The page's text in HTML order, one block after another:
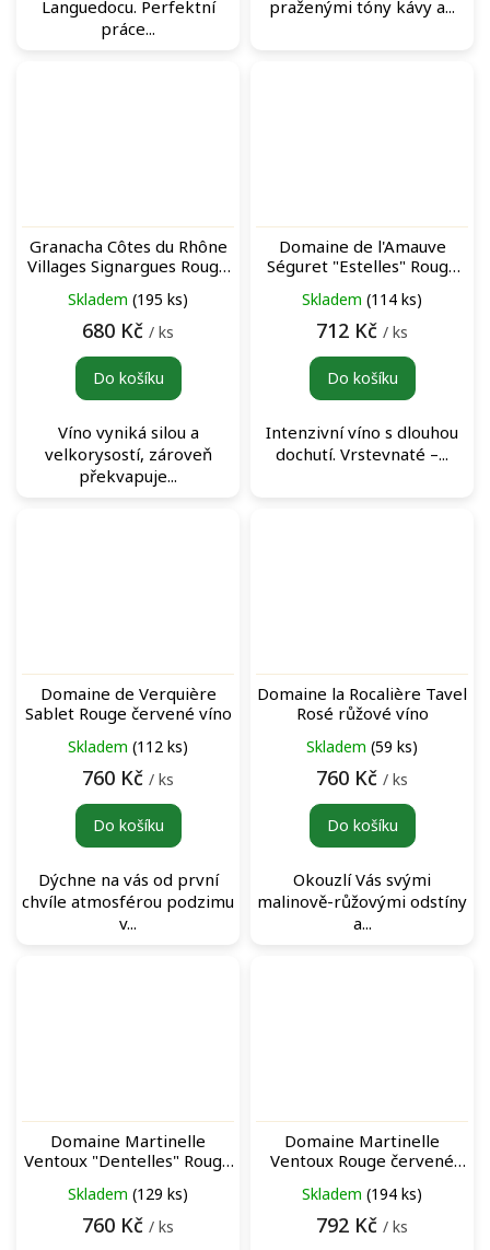
Languedocu. Perfektní
práce...
praženými tóny kávy a...
Granacha Côtes du Rhône
Villages Signargues Rouge
Skladem (195 ks)
680 Kč / ks
Do košíku
Víno vyniká silou a
velkorysostí, zároveň
překvapuje...
Domaine de l'Amauve
Séguret "Estelles" Rouge
Skladem (114 ks)
712 Kč / ks
Do košíku
Intenzivní víno s dlouhou
dochutí. Vrstevnaté –...
Domaine de Verquière
Sablet Rouge červené víno
Skladem (112 ks)
760 Kč / ks
Do košíku
Dýchne na vás od první
chvíle atmosférou podzimu
v...
Domaine la Rocalière Tavel
Rosé růžové víno
Skladem (59 ks)
760 Kč / ks
Do košíku
Okouzlí Vás svými
malinově-růžovými odstíny
a...
Domaine Martinelle
Ventoux "Dentelles" Rouge
Skladem (129 ks)
760 Kč / ks
Domaine Martinelle
Ventoux Rouge červené
Skladem (194 ks)
792 Kč / ks